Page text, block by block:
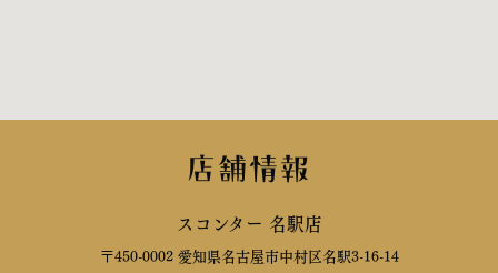
店舗情報
スコンター 名駅店
〒450-0002 愛知県名古屋市中村区名駅3-16-14